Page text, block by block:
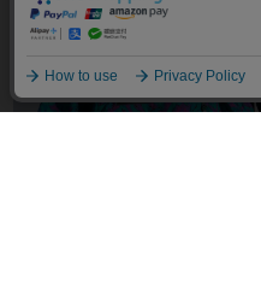
のといたします。
詳細については
承